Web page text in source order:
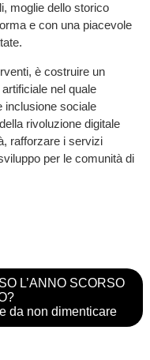
moglie dello storico
e con una piacevole
è costruire un
nel quale
inclusione sociale
rivoluzione digitale
rafforzare i servizi
per le comunità di
L’ANNO SCORSO
da non dimenticare